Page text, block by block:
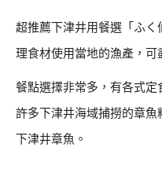
超推薦下津井用餐選「ふ
理食材使用當地的漁產，可
餐點選擇非常多，有各式
許多下津井海域捕撈的章
下津井章魚。